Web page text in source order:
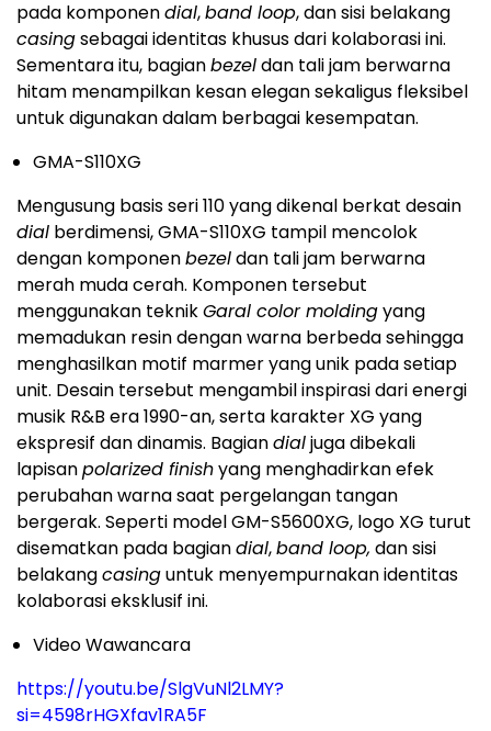
pada komponendial,band loop, dan sisi belakang
casingsebagai identitas khusus dari kolaborasi ini.
Sementara itu, bagianbezeldan tali jam berwarna
hitam menampilkan kesan elegan sekaligus fleksibel
untuk digunakan dalam berbagai kesempatan.
GMA-S110XG
Mengusung basis seri 110 yang dikenal berkat desain
dial berdimensi, GMA-S110XG tampil mencolok
dengan komponenbezeldan tali jam berwarna
merah muda cerah. Komponen tersebut
menggunakan teknikGaral color moldingyang
memadukan resin dengan warna berbeda sehingga
menghasilkan motif marmer yang unik pada setiap
unit. Desain tersebut mengambil inspirasi dari energi
musik R&B era 1990-an, serta karakter XG yang
ekspresif dan dinamis. Bagiandialjuga dibekali
lapisanpolarized finishyang menghadirkan efek
perubahan warna saat pergelangan tangan
bergerak. Seperti model GM-S5600XG, logo XG turut
disematkan pada bagiandial,band loop, dan sisi
belakangcasinguntuk menyempurnakan identitas
kolaborasi eksklusif ini.
Video Wawancara
https://youtu.be/SlgVuNl2LMY?
si=4598rHGXfav1RA5F